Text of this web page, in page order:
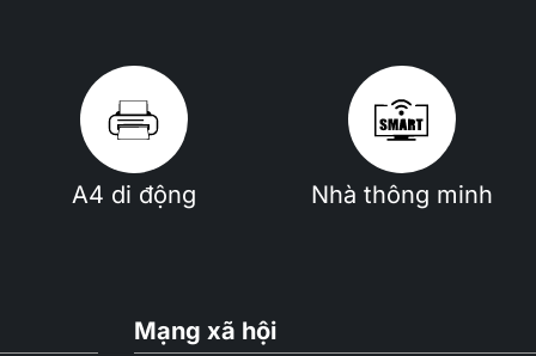
A4 di động Nhà thông minh
Mạng xã hội